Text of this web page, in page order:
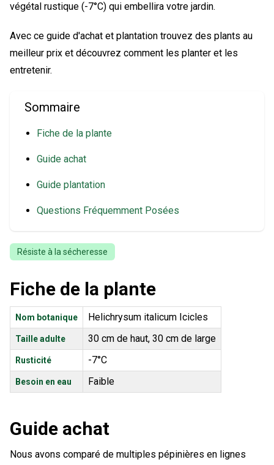
végétal rustique (-7°C) qui embellira votre jardin.
Avec ce guide d'achat et plantation trouvez des plants au
meilleur prix et découvrez comment les planter et les
entretenir.
Sommaire
Fiche de la plante
Guide achat
Guide plantation
Questions Fréquemment Posées
Résiste à la sécheresse
Fiche de la plante
Nom botanique Helichrysum italicum Icicles
Taille adulte 30 cm de haut, 30 cm de large
Rusticité -7°C
Besoin en eau Faible
Guide achat
Nous avons comparé de multiples pépinières en lignes